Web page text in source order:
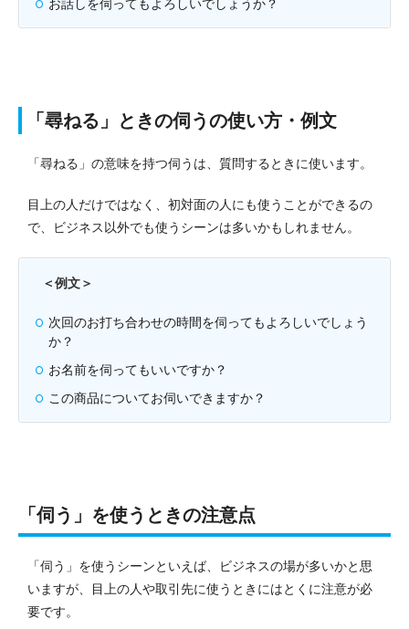
お話しを伺ってもよろしいでしょうか？
「尋ねる」ときの伺うの使い方・例文
「尋ねる」の意味を持つ伺うは、質問するときに使います。
目上の人だけではなく、初対面の人にも使うことができるの
で、ビジネス以外でも使うシーンは多いかもしれません。
＜例文＞
次回のお打ち合わせの時間を伺ってもよろしいでしょう
か？
お名前を伺ってもいいですか？
この商品についてお伺いできますか？
「伺う」を使うときの注意点
「伺う」を使うシーンといえば、ビジネスの場が多いかと思
いますが、目上の人や取引先に使うときにはとくに注意が必
要です。